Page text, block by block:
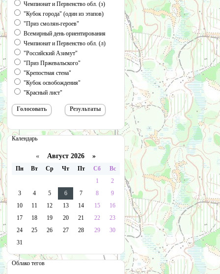
Чемпионат и Первенство обл. (з)
"Кубок города" (один из этапов)
"Приз смолян-героев"
Всемирный день ориентирования
Чемпионат и Первенство обл. (л)
"Российский Азимут"
"Приз Пржевальского"
"Крепостная стена"
"Кубок освобождения"
"Красный лист"
Календарь
« Август 2026 »
Пн Вт Ср Чт Пт Сб
Вс
1
2
3
4 5 6 7 8
9
10
11 12 13 14 15
16
17
18 19 20 21 22
23
24
25 26 27 28 29
30
31
Облако тегов